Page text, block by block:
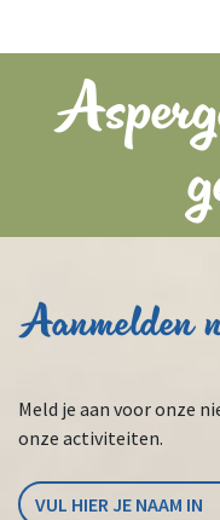
Aanmelden
Meld je aan voor onze
onze activiteiten.